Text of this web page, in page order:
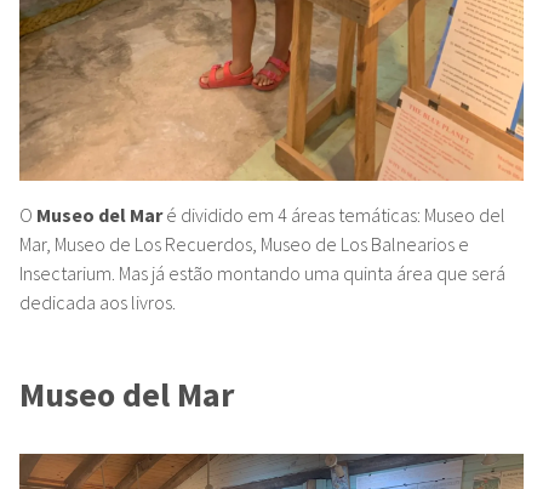
O Museo del Maré dividido em 4 áreas temáticas: Museo del
Mar, Museo de Los Recuerdos, Museo de Los Balnearios e
Insectarium. Mas já estão montando uma quinta área que será
dedicada aos livros.
Museo del Mar